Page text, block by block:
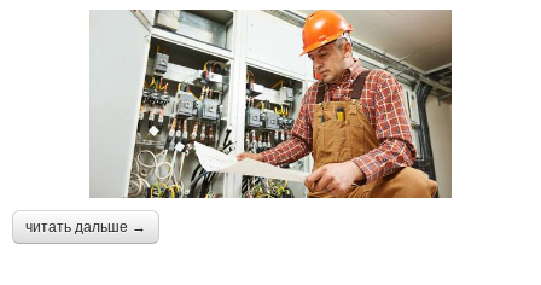
читать дальше →